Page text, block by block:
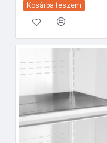
Kosárba teszem